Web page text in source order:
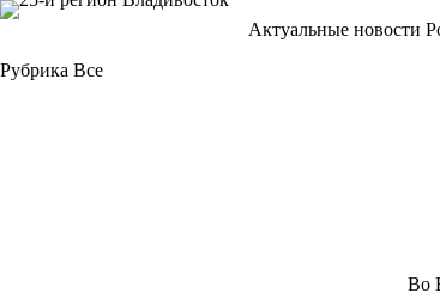
Перейти
Актуальные новости
Рубрика Все
Во